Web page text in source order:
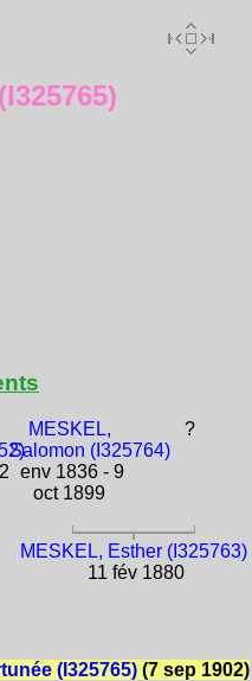
MESKEL,
Salomon (I325764)
env 1836 - 9
oct 1899
?
MESKEL, Esther (I325763)
11 fév 1880
(I325765)(7 sep 1902)